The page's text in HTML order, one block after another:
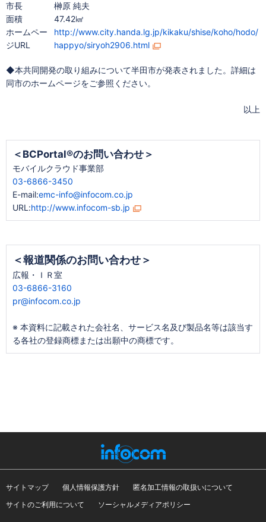
市長
榊原 純夫
面積
47.42㎢
ホームペー
ジURL
http://www.city.handa.lg.jp/kikaku/shise/koho/hodo/
happyo/siryoh2906.html
◆本共同開発の取り組みについて半田市が発表されました。詳細は
同市のホームページをご参照ください。
以上
＜BCPortal®のお問い合わせ＞
モバイルクラウド事業部
03-6866-3450
E-mail:emc-info@infocom.co.jp
URL:http://www.infocom-sb.jp
＜報道関係のお問い合わせ＞
広報・ＩＲ室
03-6866-3160
pr@infocom.co.jp
※ 本資料に記載された会社名、サービス名及び製品名等は該当す
る各社の登録商標または出願中の商標です。
サイトマップ 個人情報保護方針
匿名加工情報の取扱いについて
サイトのご利用について
ソーシャルメディアポリシー